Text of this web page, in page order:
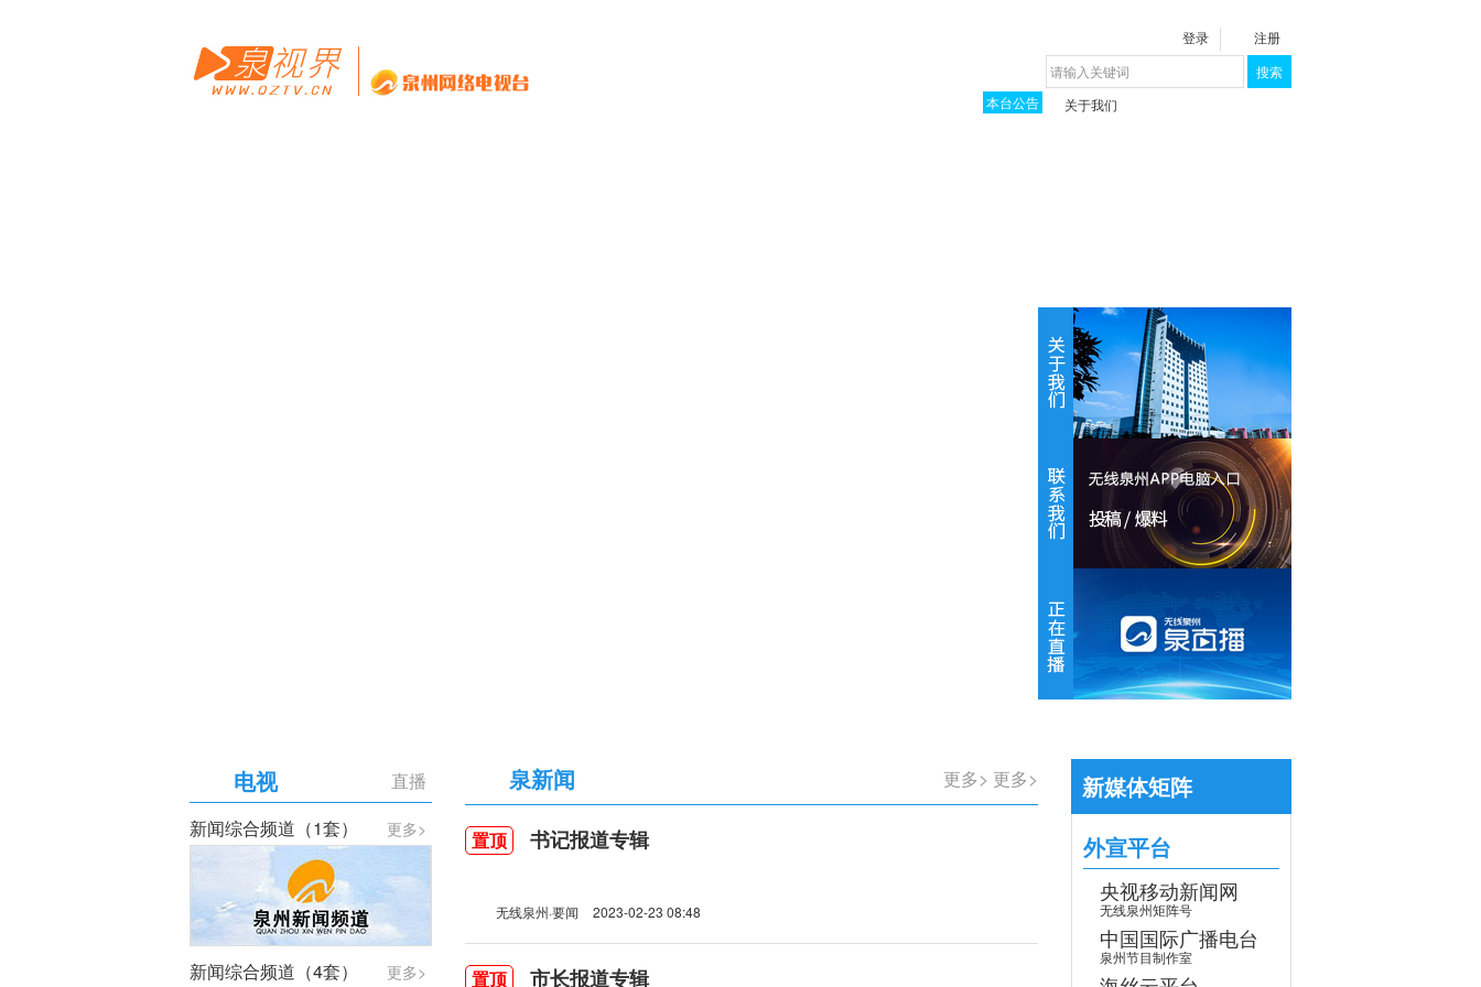
登录
注册
搜索
本台公告
关于我们
【专题】学习贯彻党的二十届四中全会
直播
电视
更多>
新闻综合频道（1套）
更多>
新闻综合频道（4套）
更多> 更多>
泉新闻
置顶 书记报道专辑
无线泉州·要闻 2023-02-23 08:48
置顶 市长报道专辑
新媒体矩阵
外宣平台
央视移动新闻网
无线泉州矩阵号
中国国际广播电台
泉州节目制作室